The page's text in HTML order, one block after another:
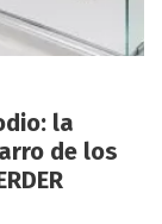
la
de los